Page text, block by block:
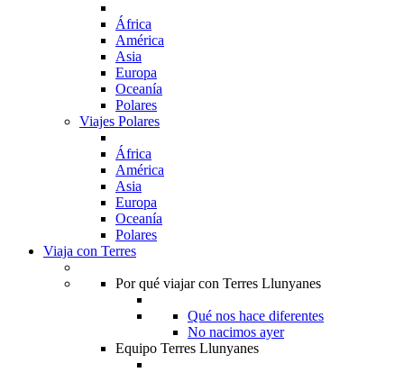
África
América
Asia
Europa
Oceanía
Polares
Viajes Polares
África
América
Asia
Europa
Oceanía
Polares
Viaja con Terres
Por qué viajar con Terres Llunyanes
Qué nos hace diferentes
No nacimos ayer
Equipo Terres Llunyanes